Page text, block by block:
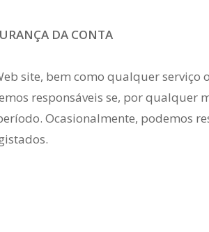
DA CONTA
site, bem como qualquer
responsáveis se, por
Ocasionalmente, podemos